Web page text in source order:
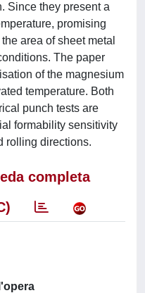
Since they present a
promising
area of sheet metal
The paper
of the magnesium
temperature. Both
punch tests are
formability sensitivity
rolling directions.
completa